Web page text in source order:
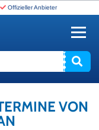
Offizieller Anbieter
VON